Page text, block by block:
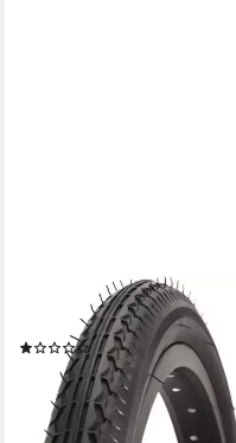
PROPHETE
Fahrradreifen Reifen 16"
(1)
ab 5,89 €
lieferbar - in 8-10 Werktagen bei